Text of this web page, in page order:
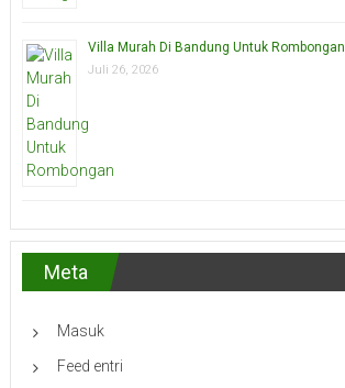
Villa Murah Di Bandung Untuk Rombongan
Juli 26, 2026
Meta
Masuk
Feed entri